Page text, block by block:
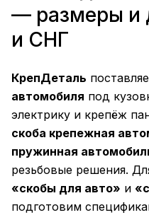
— размеры и
и СНГ
КрепДеталь
автомобиля под
электрику и крепёж
скоба крепежная
пружинная
резьбовые решения.
«скобы для авто» и
подготовим